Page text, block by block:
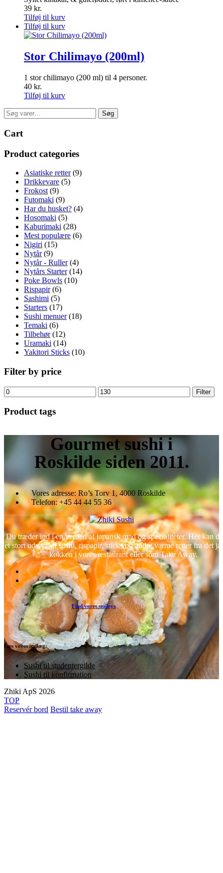
39 kr.
Tilføj til kurv
Tilføj til kurv
Stor Chilimayo (200ml)
1 stor chilimayo (200 ml) til 4 personer.
40 kr.
Tilføj til kurv
Søg
efter:
Søg
Cart
Product categories
Asiatiske retter (9)
Drikkevare (5)
Frokost (9)
Futomaki (9)
Har du husket? (4)
Hosomaki (5)
Kaburimaki (28)
Mest populære (6)
Nigiri (15)
Nytår (9)
Nytår - Ruller (4)
Nytårs Starter (14)
Poke Bowls (10)
Rispapir (6)
Sashimi (5)
Starters (17)
Sushi menuer (18)
Temaki (6)
Tilbehør (12)
Uramaki (14)
Yakitori Sticks (10)
Filter by price
Mindste
pris
Højeste
pris
Filter
Product tags
Gourmetsushi i
Roskilde siden 2011.
Vores adresse: Ro’s Torv 1, 4000 Roskilde
Telefon: +45 44 44 55 36
Du træder ind i en verden af japansk mad og specialiteter. Her kan
et stort udvalg af sushi, rispapir, sticks og andre varme retter fra det
køkken i vores restaurant eller som Take Away.
Find vores smileys
Læs vores indlæg:
Sushi til studentergilde
Sushi til konfirmation
Zhiki ApS 2026
TOP
Reservér bord Bestil take away